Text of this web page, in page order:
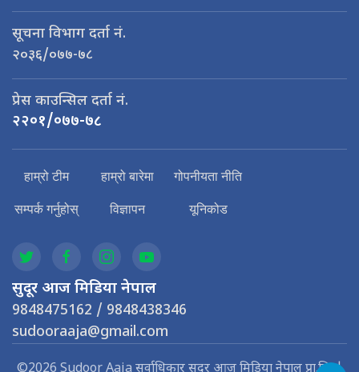
सूचना विभाग दर्ता नं.
२०३६/०७७-७८
प्रेस काउन्सिल दर्ता नं.
२२०१/०७७-७८
हाम्रो टीम हाम्रो बारेमा गोपनीयता नीति
सम्पर्क गर्नुहोस् विज्ञापन यूनिकोड
सुदूर आज मिडिया नेपाल
9848475162 / 9848438346
sudooraaja@gmail.com